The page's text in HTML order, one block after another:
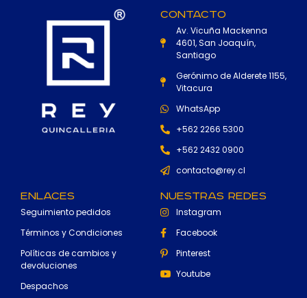
Contacto
Av. Vicuña Mackenna
4601, San Joaquín,
Santiago
Gerónimo de Alderete 1155,
Vitacura
WhatsApp
+562 2266 5300
+562 2432 0900
contacto@rey.cl
Enlaces
Seguimiento pedidos
Términos y Condiciones
Políticas de cambios y
devoluciones
Despachos
Nuestras Redes
Instagram
Facebook
Pinterest
Youtube